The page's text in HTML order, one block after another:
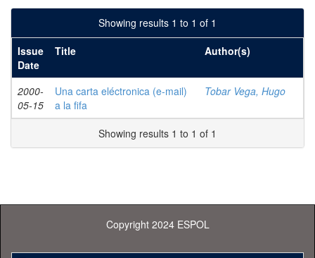
Showing results 1 to 1 of 1
Issue
Date
Title Author(s)
2000-
05-15
Una carta eléctronica (e-mail)
a la fifa
Tobar Vega, Hugo
Showing results 1 to 1 of 1
Copyright 2024 ESPOL